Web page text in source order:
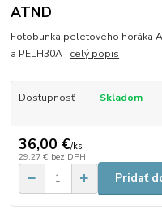
ATND
Fotobunka peletového horáka
a PELH30A celý popis
Dostupnosť Skladom
36,00 €/ks
29,27 € bez DPH
Pridať